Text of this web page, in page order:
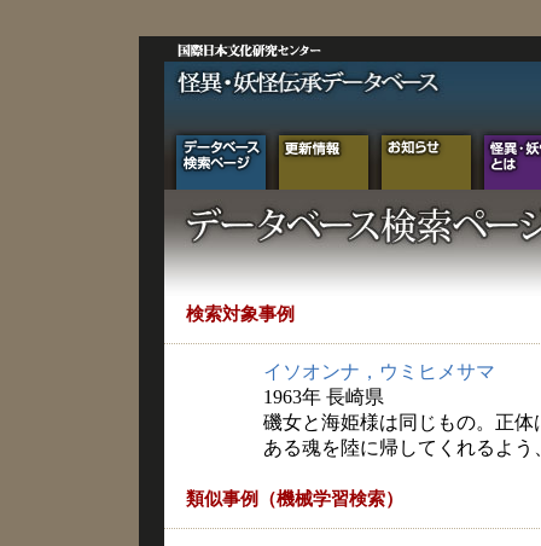
検索対象事例
イソオンナ，ウミヒメサマ
1963年 長崎県
磯女と海姫様は同じもの。正
ある魂を陸に帰してくれるよう
類似事例（機械学習検索）